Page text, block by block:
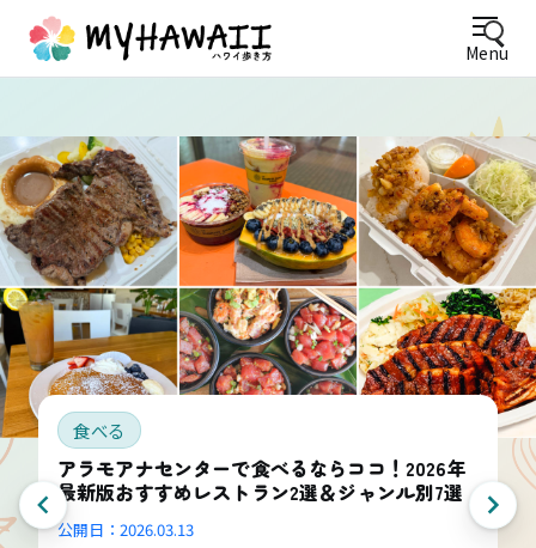
Menu
食べる
アラモアナセンターで食べるならココ！2026年
最新版おすすめレストラン2選＆ジャンル別7選
公開日： 2026.03.13